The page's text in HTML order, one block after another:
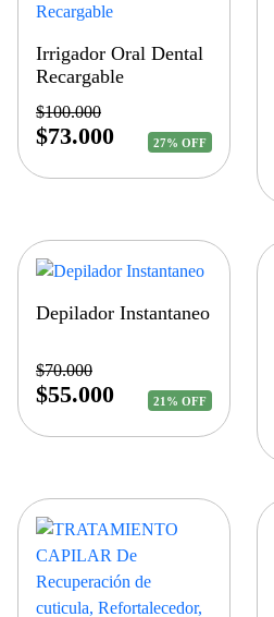
Irrigador Oral Dental
Recargable
$100.000
$73.000 27% OFF
Depilador Instantaneo
$70.000
$55.000 21% OFF